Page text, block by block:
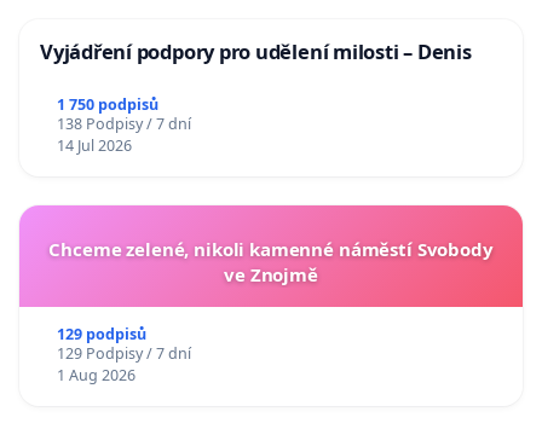
Vyjádření podpory pro udělení milosti – Denis
1 750 podpisů
138 Podpisy / 7 dní
14 Jul 2026
Chceme zelené, nikoli kamenné náměstí Svobody
ve Znojmě
129 podpisů
129 Podpisy / 7 dní
1 Aug 2026